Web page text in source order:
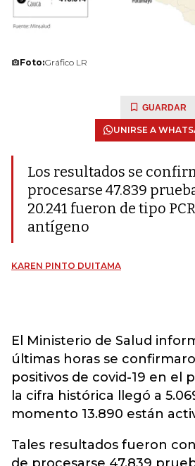
Foto:Gráfico LR
GUARDAR
UNIRSE A
Los resultados se
procesarse 47.839
20.241 fueron de tipo
antígeno
KAREN PINTO DUITAMA
El Ministerio de Salud
últimas horas se
positivos de covid-19 en el
la cifra histórica llegó a
momento 13.890 están
Tales resultados fueron